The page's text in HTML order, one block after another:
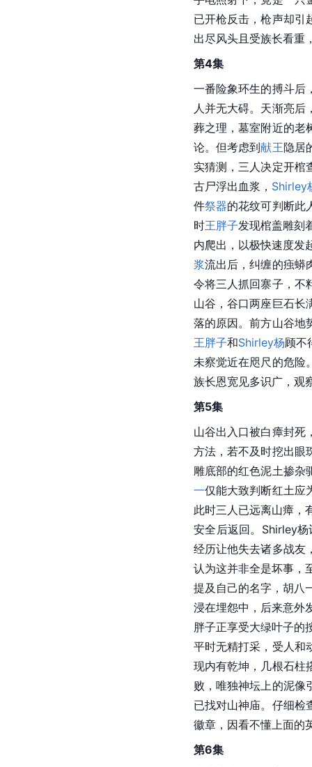
已开枪反击，枪声却引
出尽风头且受族长看重
第4集
一番险象环生的搏斗后
人并无大碍。天渐亮后
葬之理，墓室附近的老
论。但考虑到献王隐居
实猜测，三人决定开棺
古尸浮出血浆， Shirley
件祭器的花纹可判断此
时王胖子发现棺盖雕刻
内爬出，以极快速度发
浆流出后，纠缠的痋蟒
令将三人抓回寨子，不
山谷，谷口两座巨石长
落的原因。前方山谷地
王胖子和Shirley杨顾不
未察觉近在咫尺的危险
族长恩宽见多识广，观
第5集
山谷出入口被白瘴封死
方法，若不及时挖出眼
雕底部的红色泥土掺杂
一仅能大致判断红土应
此时三人已远离山瘴，
安全后返回。Shirley
经历让他失去诸多战友
认为这并非全是坏事，
提及自己的名字，胡八
浸在埋怨中，后来意外
胖子正享受大绿叶子的
平时无精打采，受人和
现内有乾坤，几根石柱
败，唯独神坛上的泥像
已找对山神庙。仔细检
徽章，因看不懂上面的
第6集